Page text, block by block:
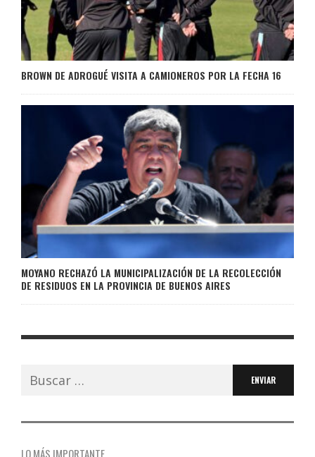
BROWN DE ADROGUÉ VISITA A CAMIONEROS POR LA FECHA 16
MOYANO RECHAZÓ LA MUNICIPALIZACIÓN DE LA RECOLECCIÓN
DE RESIDUOS EN LA PROVINCIA DE BUENOS AIRES
Buscar:
LO MÁS IMPORTANTE